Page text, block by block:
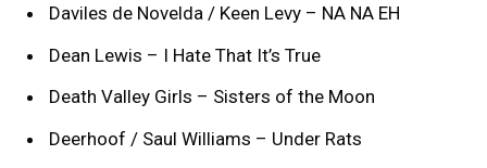
Daviles de Novelda / Keen Levy – NA NA EH
Dean Lewis – I Hate That It’s True
Death Valley Girls – Sisters of the Moon
Deerhoof / Saul Williams – Under Rats